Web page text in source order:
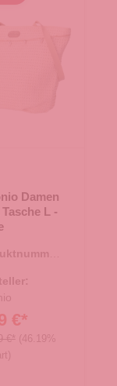
Damen
L -
€*
€* (46.19%